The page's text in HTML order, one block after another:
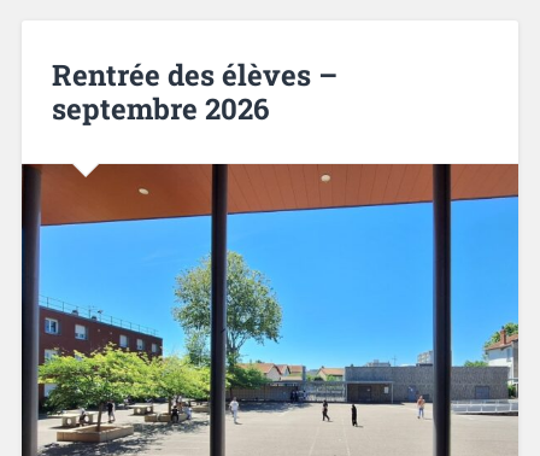
Rentrée des élèves –
septembre 2026